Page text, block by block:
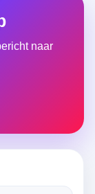
naar